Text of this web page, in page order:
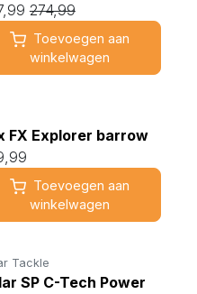
274,99
Toevoegen aan
winkelwagen
FX Explorer barrow
Toevoegen aan
winkelwagen
Tackle
SP C-Tech Power